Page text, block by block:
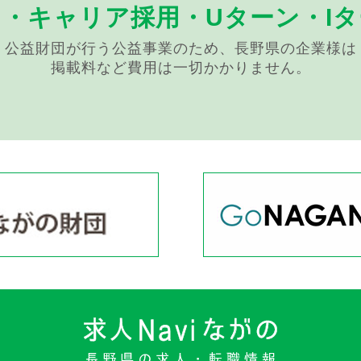
キャリア採用・ Uターン・I
公益財団が行う公益事業のため、長野県の企業様は
掲載料など費用は一切かかりません。